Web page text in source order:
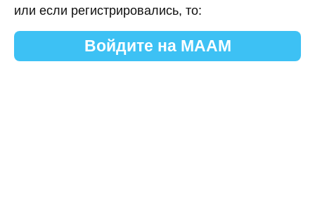
или если регистрировались, то:
Войдите на МААМ